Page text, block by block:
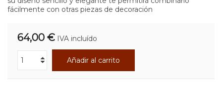
fácilmente con otras piezas de decoración
64,00 € IVA incluído
Añadir al carrito